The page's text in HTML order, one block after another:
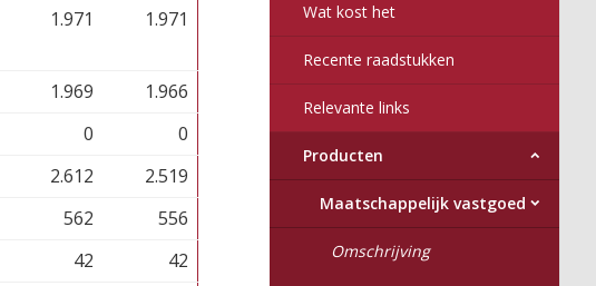
Wat kost het
Recente raadstukken
Relevante links
Producten
Maatschappelijk vastgoed
Omschrijving
1.971 1.971
1.969
1.966
0
0
2.612
2.519
562
556
42
42